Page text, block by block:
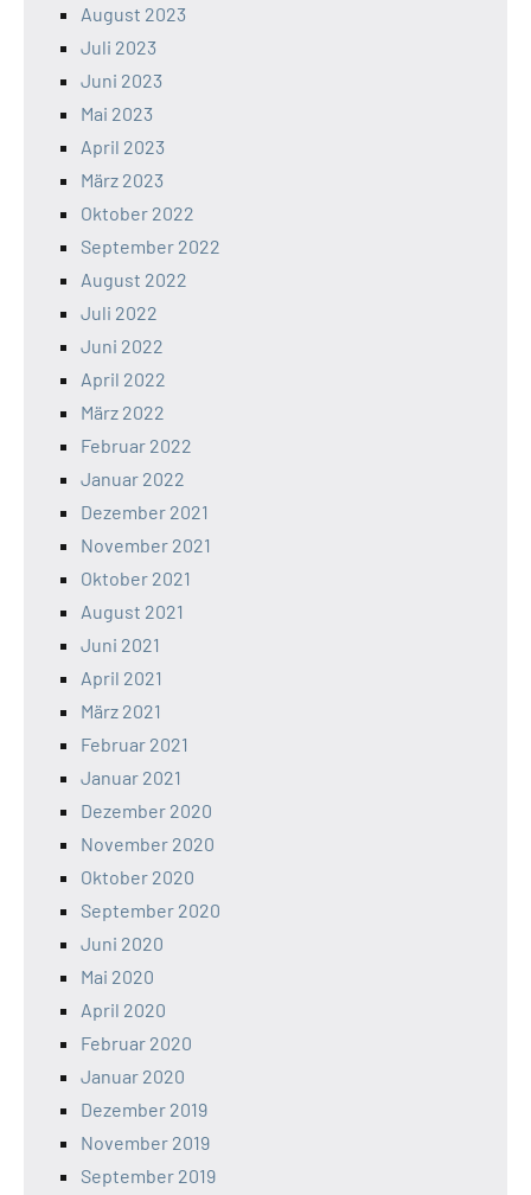
August 2023
Juli 2023
Juni 2023
Mai 2023
April 2023
März 2023
Oktober 2022
September 2022
August 2022
Juli 2022
Juni 2022
April 2022
März 2022
Februar 2022
Januar 2022
Dezember 2021
November 2021
Oktober 2021
August 2021
Juni 2021
April 2021
März 2021
Februar 2021
Januar 2021
Dezember 2020
November 2020
Oktober 2020
September 2020
Juni 2020
Mai 2020
April 2020
Februar 2020
Januar 2020
Dezember 2019
November 2019
September 2019